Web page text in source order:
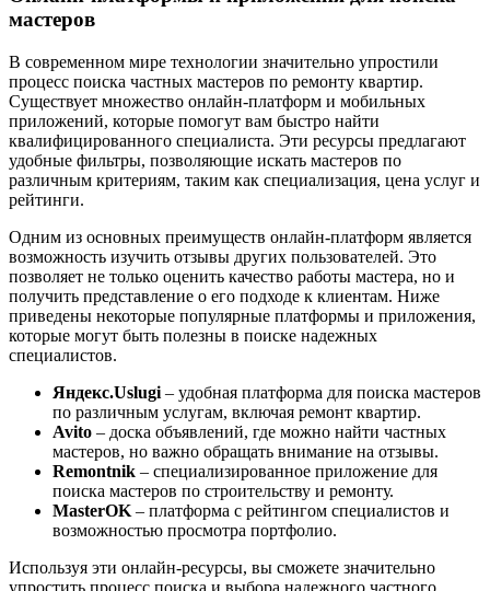
мастеров
В современном мире технологии значительно упростили
процесс поиска частных мастеров по ремонту квартир.
Существует множество онлайн-платформ и мобильных
приложений, которые помогут вам быстро найти
квалифицированного специалиста. Эти ресурсы предлагают
удобные фильтры, позволяющие искать мастеров по
различным критериям, таким как специализация, цена услуг и
рейтинги.
Одним из основных преимуществ онлайн-платформ является
возможность изучить отзывы других пользователей. Это
позволяет не только оценить качество работы мастера, но и
получить представление о его подходе к клиентам. Ниже
приведены некоторые популярные платформы и приложения,
которые могут быть полезны в поиске надежных
специалистов.
Яндекс.Uslugi – удобная платформа для поиска мастеров
по различным услугам, включая ремонт квартир.
Avito – доска объявлений, где можно найти частных
мастеров, но важно обращать внимание на отзывы.
Remontnik – специализированное приложение для
поиска мастеров по строительству и ремонту.
MasterOK – платформа с рейтингом специалистов и
возможностью просмотра портфолио.
Используя эти онлайн-ресурсы, вы сможете значительно
упростить процесс поиска и выбора надежного частного